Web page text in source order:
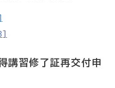
講習修了証再交付申